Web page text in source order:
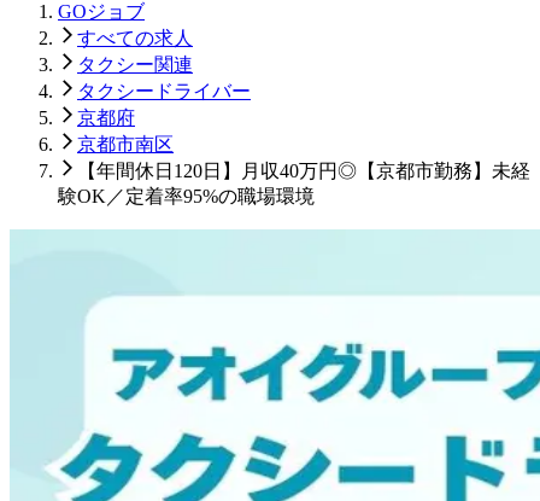
GOジョブ
すべての求人
タクシー関連
タクシードライバー
京都府
京都市南区
【年間休日120日】月収40万円◎【京都市勤務】未経
験OK／定着率95%の職場環境